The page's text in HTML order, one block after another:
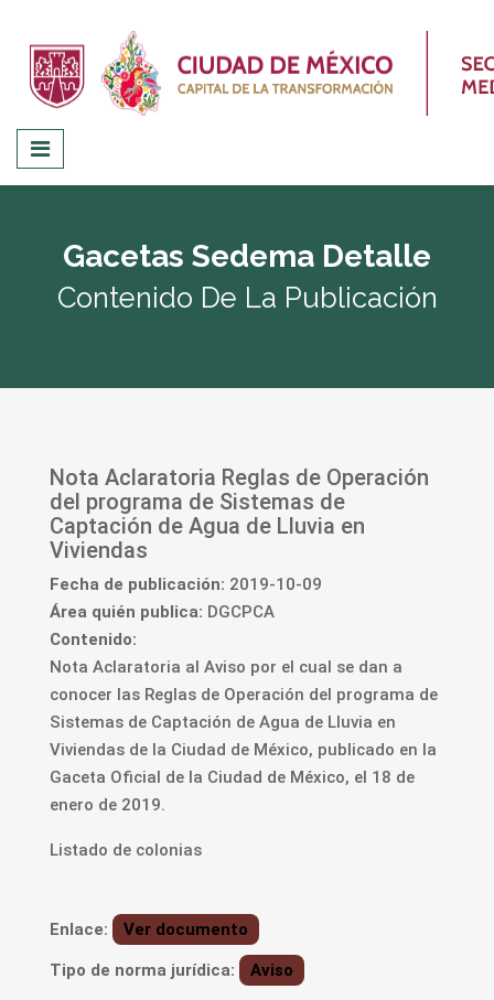
Gacetas Sedema Detalle
Contenido De La Publicación
Nota Aclaratoria Reglas de Operación
del programa de Sistemas de
Captación de Agua de Lluvia en
Viviendas
Fecha de publicación: 2019-10-09
Área quién publica: DGCPCA
Contenido:
Nota Aclaratoria al Aviso por el cual se dan a
conocer las Reglas de Operación del programa de
Sistemas de Captación de Agua de Lluvia en
Viviendas de la Ciudad de México, publicado en la
Gaceta Oficial de la Ciudad de México, el 18 de
enero de 2019.
Listado de colonias
Enlace: Ver documento
Tipo de norma jurídica: Aviso